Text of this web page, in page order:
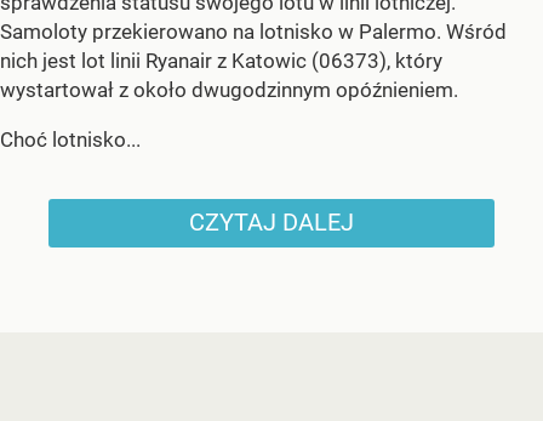
Samoloty przekierowano na lotnisko w Palermo. Wśród
nich jest lot linii Ryanair z Katowic (06373), który
wystartował z około dwugodzinnym opóźnieniem.
Choć lotnisko...
CZYTAJ DALEJ